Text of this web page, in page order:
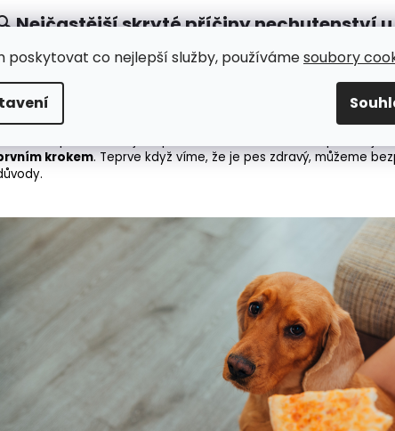
poskytovat co nejlepší služby, používámesoubory
Nejčastější skryté příčiny nechutenství
Zánět zubů nebo dásní– bolest v tlamě často způsobí,
– vředy, paraziti nebo podrážděný žaludek
Hormonální změny
– například u fen před háráním nebo
Chronická bolest
– problémy s klouby, páteří nebo
váš pes odmítá jídlo pravidelně nebo se k tomu přidávají
krokem. Teprve když víme, že je pes zdravý, můžeme